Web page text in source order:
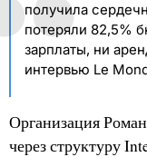
получила
потеряли 82,5%
зарплаты, ни
интервью Le
Организация
через структуру